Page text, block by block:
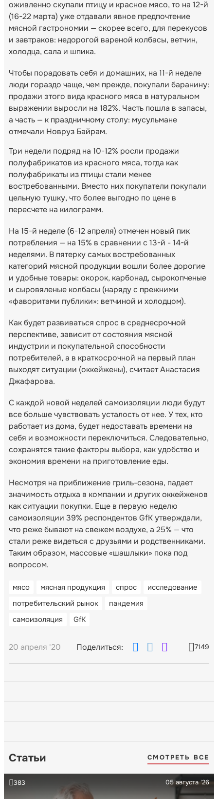
оживленно скупали птицу и красное мясо, то на 12-й
(16-22 марта) уже отдавали явное предпочтение
мясной гастрономии — скорее всего, для перекусов
и завтраков: недорогой вареной колбасы, ветчин,
холодца, сала и шпика.
Чтобы порадовать себя и домашних, на 11-й неделе
люди гораздо чаще, чем прежде, покупали баранину:
продажи этого вида красного мяса в натуральном
выражении выросли на 182%. Часть пошла в запасы,
а часть — к праздничному столу: мусульмане
отмечали Новруз Байрам.
Три недели подряд на 10-12% росли продажи
полуфабрикатов из красного мяса, тогда как
полуфабрикаты из птицы стали менее
востребованными. Вместо них покупатели покупали
цельную тушку, что более выгодно по цене в
пересчете на килограмм.
На 15-й неделе (6-12 апреля) отмечен новый пик
потребления — на 15% в сравнении с 13-й - 14-й
неделями. В пятерку самых востребованных
категорий мясной продукции вошли более дорогие
и удобные товары: окорок, карбонад, сырокопченые
и сыровяленые колбасы (наряду с прежними
«фаворитами публики»: ветчиной и холодцом).
Как будет развиваться спрос в среднесрочной
перспективе, зависит от состояния мясной
индустрии и покупательной способности
потребителей, а в краткосрочной на первый план
выходят ситуации (оккейжены), считает Анастасия
Джафарова.
С каждой новой неделей самоизоляции люди будут
все больше чувствовать усталость от нее. У тех, кто
работает из дома, будет недоставать времени на
себя и возможности переключиться. Следовательно,
сохранятся такие факторы выбора, как удобство и
экономия времени на приготовление еды.
Несмотря на приближение гриль-сезона, падает
значимость отдыха в компании и других оккейженов
как ситуации покупки. Еще в первую неделю
самоизоляции 39% респондентов GfK утверждали,
что реже бывают на свежем воздухе, а 25% — что
стали реже видеться с друзьями и родственниками.
Таким образом, массовые «шашлыки» пока под
вопросом.
мясо мясная продукция спрос
исследование
потребительский рынок
пандемия
самоизоляция
GfK
20 апреля '20 Поделиться: 7149
Статьи СМОТРЕТЬ ВСЕ
05 августа '26
383